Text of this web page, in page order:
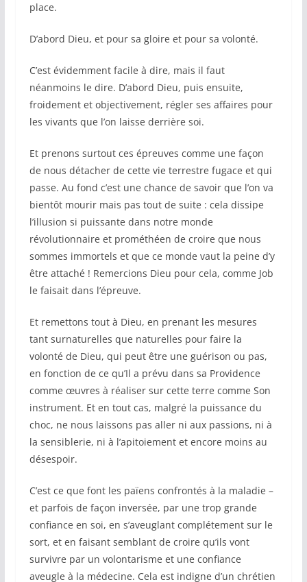
place.
D’abord Dieu, et pour sa gloire et pour sa volonté.
C’est évidemment facile à dire, mais il faut
néanmoins le dire. D’abord Dieu, puis ensuite,
froidement et objectivement, régler ses affaires pour
les vivants que l’on laisse derrière soi.
Et prenons surtout ces épreuves comme une façon
de nous détacher de cette vie terrestre fugace et qui
passe. Au fond c’est une chance de savoir que l’on va
bientôt mourir mais pas tout de suite : cela dissipe
l’illusion si puissante dans notre monde
révolutionnaire et prométhéen de croire que nous
sommes immortels et que ce monde vaut la peine d’y
être attaché ! Remercions Dieu pour cela, comme Job
le faisait dans l’épreuve.
Et remettons tout à Dieu, en prenant les mesures
tant surnaturelles que naturelles pour faire la
volonté de Dieu, qui peut être une guérison ou pas,
en fonction de ce qu’Il a prévu dans sa Providence
comme œuvres à réaliser sur cette terre comme Son
instrument. Et en tout cas, malgré la puissance du
choc, ne nous laissons pas aller ni aux passions, ni à
la sensiblerie, ni à l’apitoiement et encore moins au
désespoir.
C’est ce que font les païens confrontés à la maladie –
et parfois de façon inversée, par une trop grande
confiance en soi, en s’aveuglant complétement sur le
sort, et en faisant semblant de croire qu’ils vont
survivre par un volontarisme et une confiance
aveugle à la médecine. Cela est indigne d’un chrétien